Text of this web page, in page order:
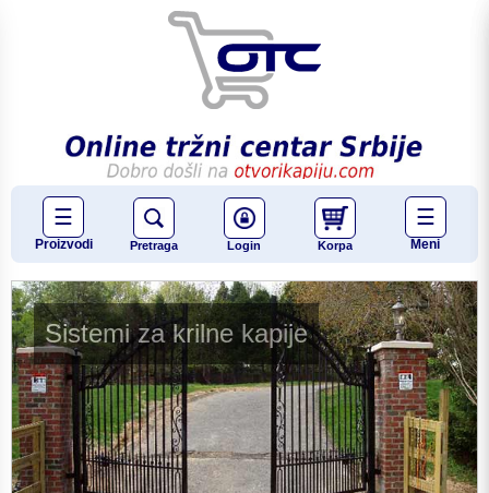
☰
Proizvodi Pretraga Login Korpa Meni
☰
Sistemi za krilne kapije